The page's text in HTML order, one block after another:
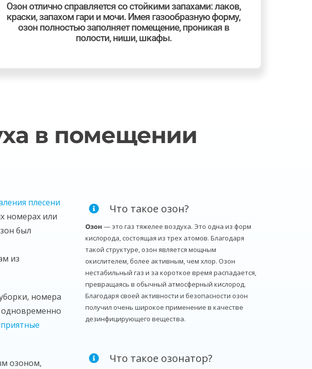
Озон отлично справляется со стойкими запахами: лаков,
краски, запахом гари и мочи. Имея газообразную форму,
озон полностью заполняет помещение, проникая в
полости, ниши, шкафы.
в помещении
плесени
номерах или
был
из
номера
одновременно
озоном,
Что такое озон?
Озон — это газ тяжелее воздуха. Это одна из форм
кислорода, состоящая из трех атомов. Благодаря
такой структуре, озон является мощным
окислителем, более активным, чем хлор. Озон
нестабильный газ и за короткое время распадается,
превращаясь в обычный атмосферный кислород.
Благодаря своей активности и безопасности озон
получил очень широкое применение в качестве
дезинфицирующего вещества.
Что такое озонатор?